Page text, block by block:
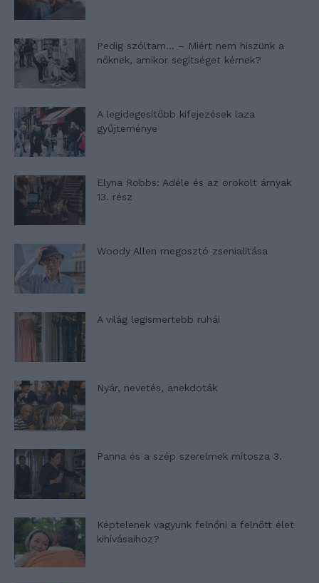
Pedig szóltam… – Miért nem hiszünk a
nőknek, amikor segítséget kérnek?
A legidegesítőbb kifejezések laza
gyűjteménye
Elyna Robbs: Adéle és az örökölt árnyak
13. rész
Woody Allen megosztó zsenialitása
A világ legismertebb ruhái
Nyár, nevetés, anekdoták
Panna és a szép szerelmek mítosza 3.
Képtelenek vagyunk felnőni a felnőtt élet
kihívásaihoz?